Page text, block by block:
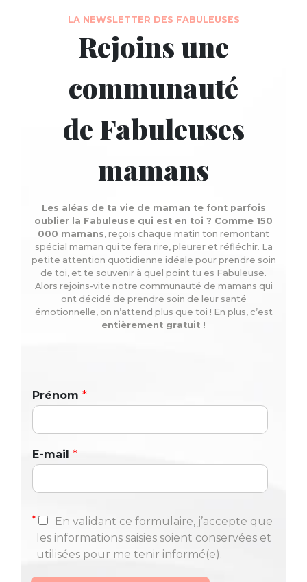
LA NEWSLETTER DES FABULEUSES
Rejoins une
communauté
de Fabuleuses
mamans
Les aléas de ta vie de maman te font parfois
oublier la Fabuleuse qui est en toi ? Comme 150
000 mamans, reçois chaque matin ton remontant
spécial maman qui te fera rire, pleurer et réfléchir. La
petite attention quotidienne idéale pour prendre soin
de toi, et te souvenir à quel point tu es Fabuleuse.
Alors rejoins-vite notre communauté de mamans qui
ont décidé de prendre soin de leur santé
émotionnelle, on n’attend plus que toi ! En plus, c’est
entièrement gratuit !
Prénom *
E-mail *
*
En validant ce formulaire, j’accepte que
les informations saisies soient conservées et
utilisées pour me tenir informé(e).